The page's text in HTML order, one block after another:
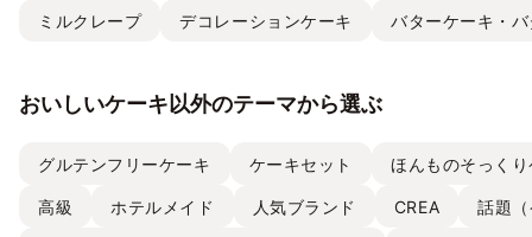
ミルクレープ デコレーションケーキ バターケーキ・
おいしいケーキ以外のテーマから選ぶ
グルテンフリーケーキ ケーキセット ほんものそっく
高級 ホテルメイド 人気ブランド CREA 話題